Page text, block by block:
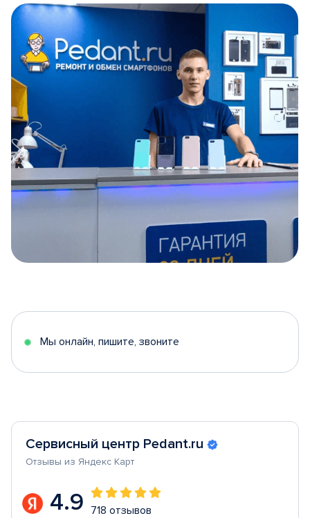
5
Мы онлайн, пишите, звоните
Сервисный центр Pedant.ru
Отзывы из Яндекс Карт
4.9 718 отзывов